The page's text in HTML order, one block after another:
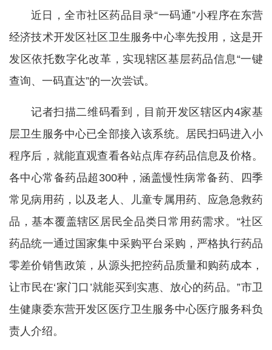
近日，全市社区药品目录“一码通”小程序在东营
经济技术开发区社区卫生服务中心率先投用，这是开
发区依托数字化改革，实现辖区基层药品信息“一键
查询、一码直达”的一次尝试。
记者扫描二维码看到，目前开发区辖区内4家基
层卫生服务中心已全部接入该系统。居民扫码进入小
程序后，就能直观查看各站点库存药品信息及价格。
各中心常备药品超300种，涵盖慢性病常备药、四季
常见病用药，以及老人、儿童专属用药、应急急救药
品，基本覆盖辖区居民全品类日常用药需求。“社区
药品统一通过国家集中采购平台采购，严格执行药品
零差价销售政策，从源头把控药品质量和购药成本，
让市民在‘家门口’就能买到实惠、放心的药品。”市卫
生健康委东营开发区医疗卫生服务中心医疗服务科负
责人介绍。